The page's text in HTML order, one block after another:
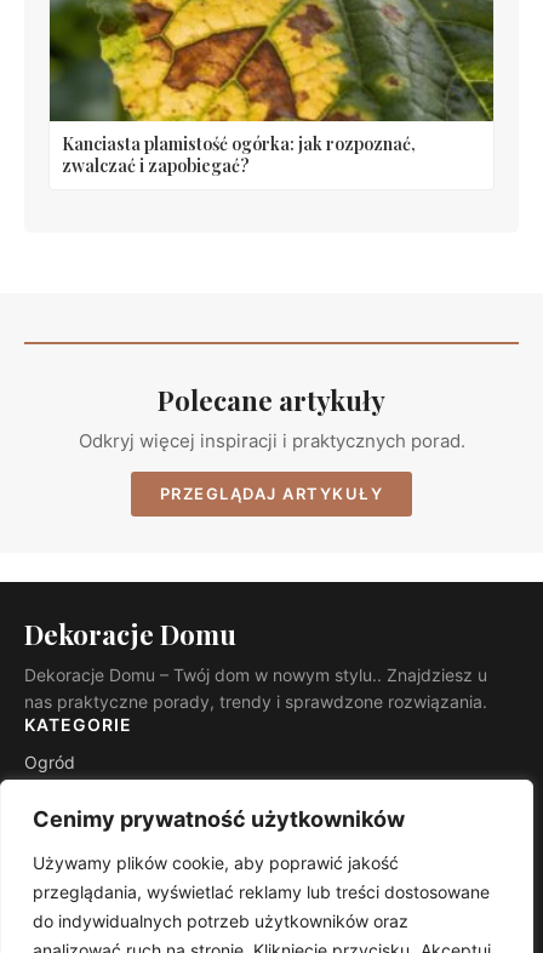
Cenimy prywatność użytkowników
Używamy plików cookie, aby poprawić jakość
przeglądania, wyświetlać reklamy lub treści dostosowane
do indywidualnych potrzeb użytkowników oraz
Kanciasta plamistość ogórka: jak rozpoznać,
zwalczać i zapobiegać?
Polecane artykuły
Odkryj więcej inspiracji i praktycznych porad.
PRZEGLĄDAJ ARTYKUŁY
Dekoracje Domu
Dekoracje Domu – Twój dom w nowym stylu.. Znajdziesz u
nas praktyczne porady, trendy i sprawdzone rozwiązania.
KATEGORIE
Ogród
INFORMACJE
Kontakt
Mapa witryny
Polityka prywatności